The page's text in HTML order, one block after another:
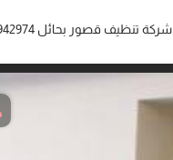
شركة تنظيف قصور بحائل 0533942974